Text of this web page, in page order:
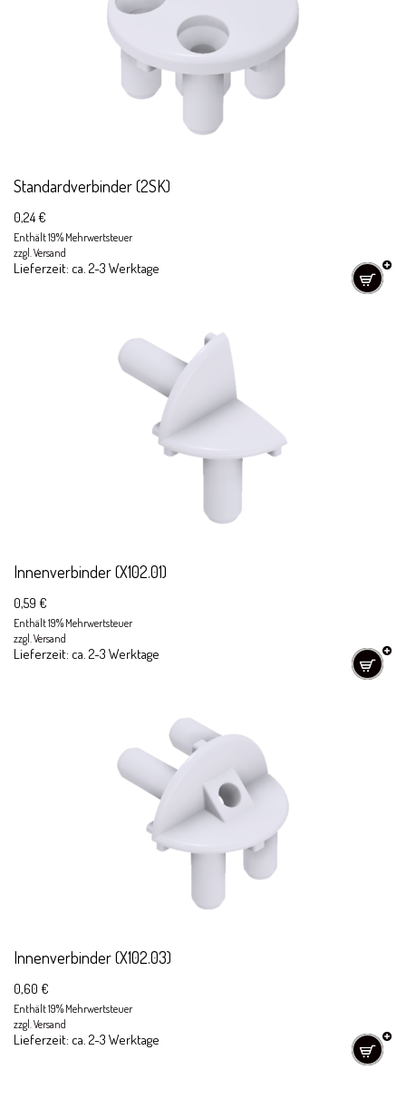
Standardverbinder (2SK)
0,24€
Enthält 19% Mehrwertsteuer
zzgl.Versand
Lieferzeit: ca. 2-3 Werktage
Innenverbinder (X102.01)
0,59 €
Enthält 19% Mehrwertsteuer
zzgl.Versand
Lieferzeit: ca. 2-3 Werktage
Innenverbinder (X102.03)
0,60 €
Enthält 19% Mehrwertsteuer
zzgl.Versand
Lieferzeit: ca. 2-3 Werktage